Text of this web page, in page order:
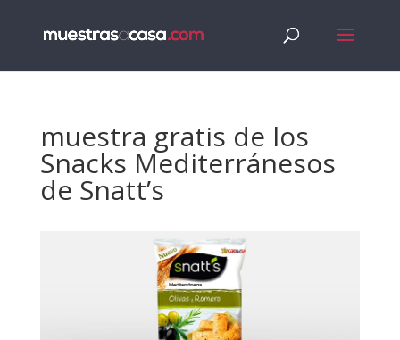
muestra gratis de los
Snacks Mediterránesos
de Snatt’s